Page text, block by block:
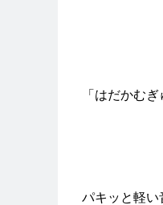
「はだかむ
パキッと軽い